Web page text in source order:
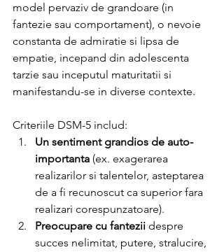
model pervaziv de grandoare (in
fantezie sau comportament), o nevoie
constanta de admiratie si lipsa de
empatie, incepand din adolescenta
tarzie sau inceputul maturitatii si
manifestandu-se in diverse contexte.
Criteriile DSM-5 includ:
Un sentiment grandios de auto-
importanta (ex. exagerarea
realizarilor si talentelor, asteptarea
de a fi recunoscut ca superior fara
realizari corespunzatoare).
Preocupare cu fantezii despre
succes nelimitat, putere, stralucire,